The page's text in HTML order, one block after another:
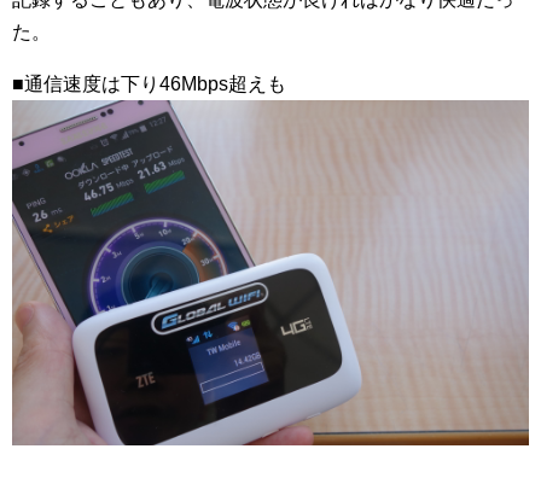
た。
■通信速度は下り46Mbps超えも